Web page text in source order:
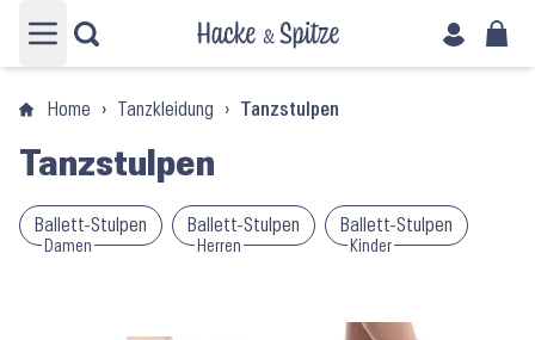
Hauptmenü öffnen
Home › Tanzkleidung › Tanzstulpen
Tanzstulpen
Ballett-Stulpen
Damen
Ballett-Stulpen
Herren
Ballett-Stulpen
Kinder